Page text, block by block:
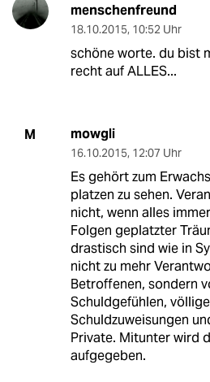
menschenfreund
18.10.2015, 10:52 Uhr
schöne worte. du bist
recht auf ALLES...
M mowgli
16.10.2015, 12:07 Uhr
Es gehört zum
platzen zu sehen.
nicht, wenn alles
Folgen geplatzter
drastisch sind wie in
nicht zu mehr
Betroffenen, sondern
Schuldgefühlen,
Schuldzuweisungen
Private. Mitunter wird
aufgegeben.